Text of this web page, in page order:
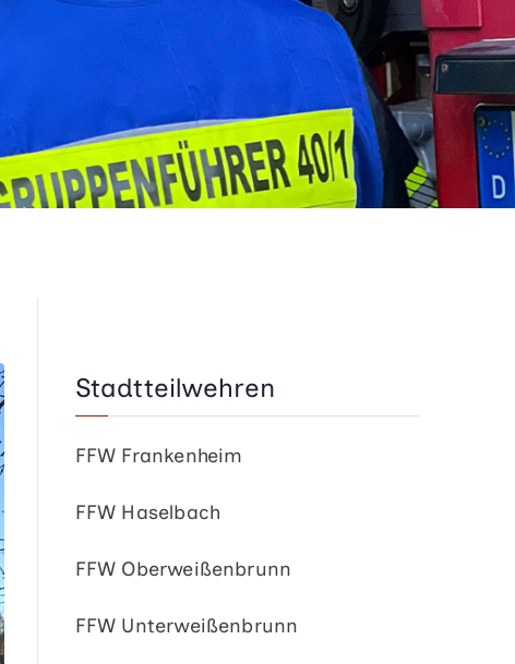
Stadtteilwehren
FFW Frankenheim
FFW Haselbach
FFW Oberweißenbrunn
FFW Unterweißenbrunn